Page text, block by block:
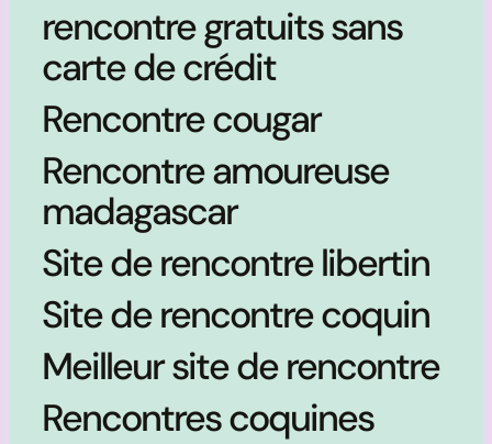
rencontre gratuits sans
carte de crédit
Rencontre cougar
Rencontre amoureuse
madagascar
Site de rencontre libertin
Site de rencontre coquin
Meilleur site de rencontre
Rencontres coquines